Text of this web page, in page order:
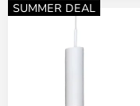
SUMMER DEAL